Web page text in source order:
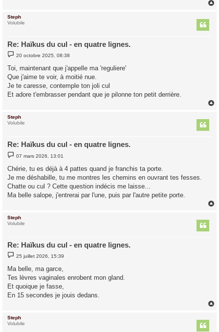
Steph
Volubile
Re: Haïkus du cul - en quatre lignes.
M
e
s
s
a
e
20 octobre 2025, 08:38
Toi, maintenant que j'appelle ma 'reguliere'
Que j'aime te voir, à moitié nue.
Je te caresse, contemple ton joli cul
Et adore t'embrasser pendant que je pilonne ton petit derrière.
Steph
Volubile
Re: Haïkus du cul - en quatre lignes.
M
e
s
s
a
e
07 mars 2026, 13:01
Chérie, tu es déjà à 4 pattes quand je franchis ta porte.
Je me déshabille, tu me montres les chemins en ouvrant tes fesses.
Chatte ou cul ? Cette question indécis me laisse...
Ma belle salope, j'entrerai par l'une, puis par l'autre petite porte.
Steph
Volubile
Re: Haïkus du cul - en quatre lignes.
M
e
s
a
e
25 juillet 2026, 15:39
Ma belle, ma garce,
Tes lèvres vaginales enrobent mon gland.
Et quoique je fasse,
En 15 secondes je jouis dedans.
Steph
Volubile